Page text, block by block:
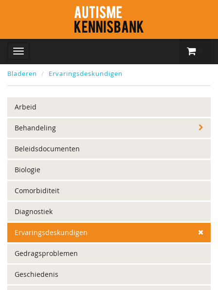
Bladeren Ervaringsdeskundigen
Arbeid
Behandeling
Beleidsdocumenten
Biologie
Comorbiditeit
Diagnostiek
Ervaringsdeskundigen
Gedragsproblemen
Geschiedenis